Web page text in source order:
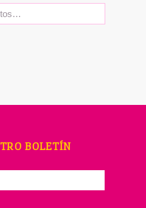
BOLETÍN